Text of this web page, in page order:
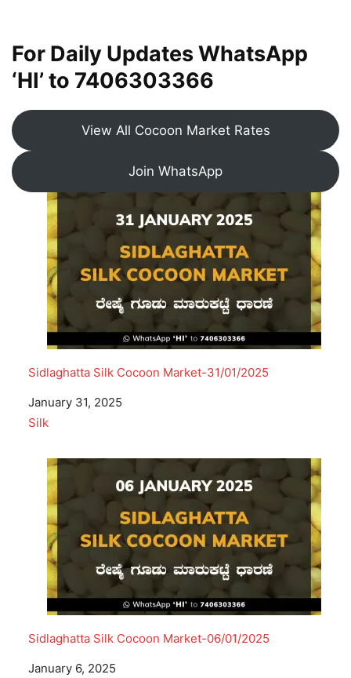
For Daily Updates WhatsApp
‘HI’ to 7406303366
View All Cocoon Market Rates
Join WhatsApp
Sidlaghatta Silk Cocoon Market-31/01/2025
Date
January 31, 2025
In relation to
Silk
Sidlaghatta Silk Cocoon Market-06/01/2025
Date
January 6, 2025